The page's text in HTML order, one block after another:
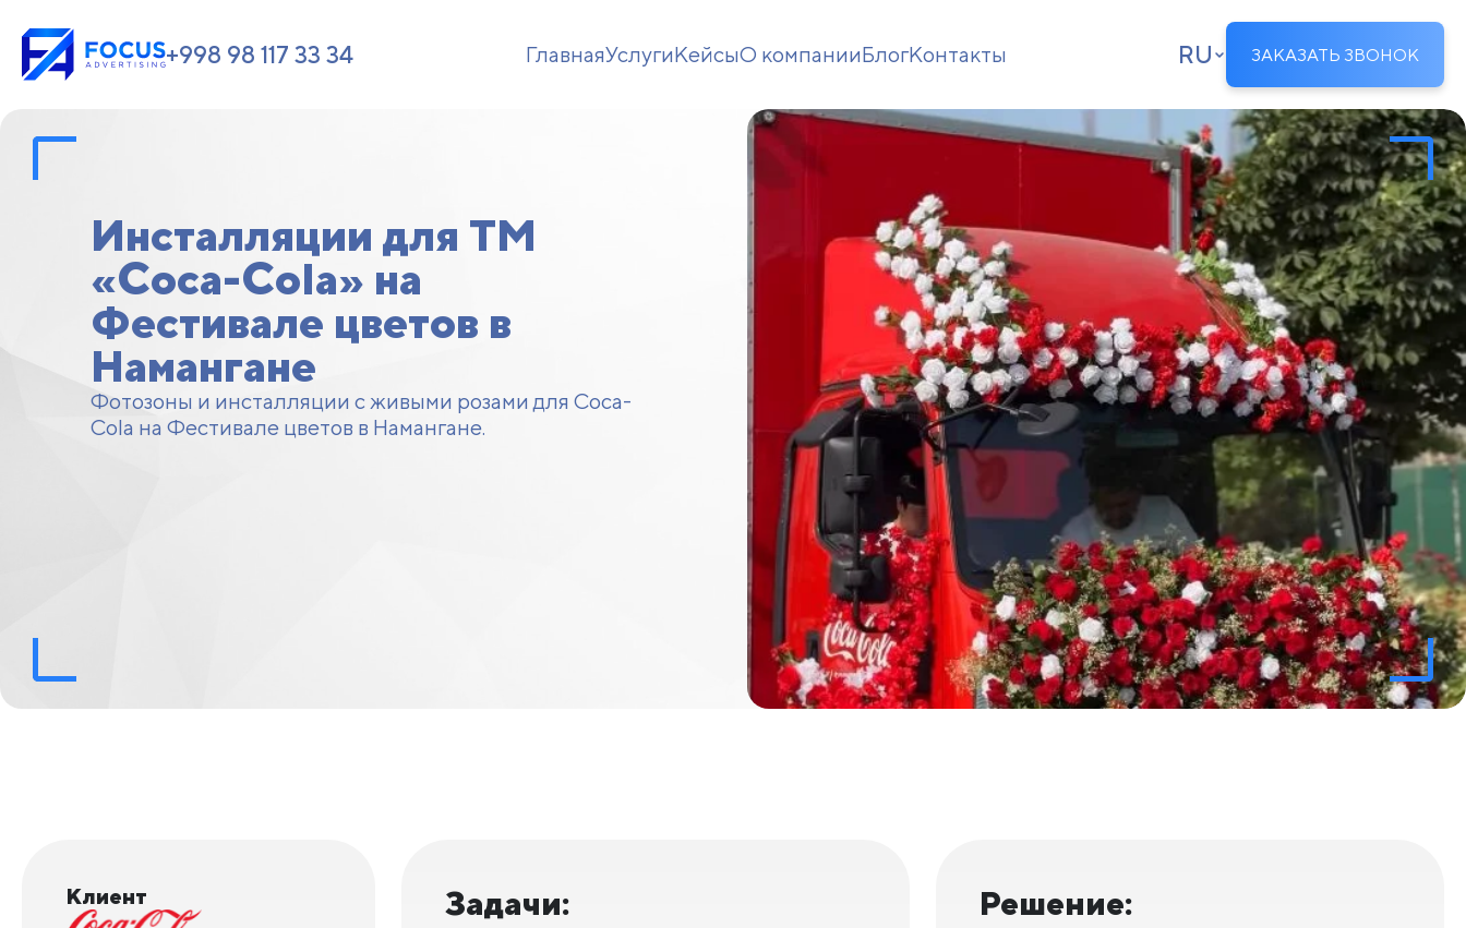
+998 98 117 33 34 ГлавнаяУслугиКейсыО компанииБлогКонтакты RU ЗАКАЗАТЬ ЗВОНОК
Инсталляции для TM
«Coca-Cola» на
Фестивале цветов в
Намангане
Фотозоны и инсталляции с живыми розами для Coca-
Cola на Фестивале цветов в Намангане.
Клиент Задачи: Решение: